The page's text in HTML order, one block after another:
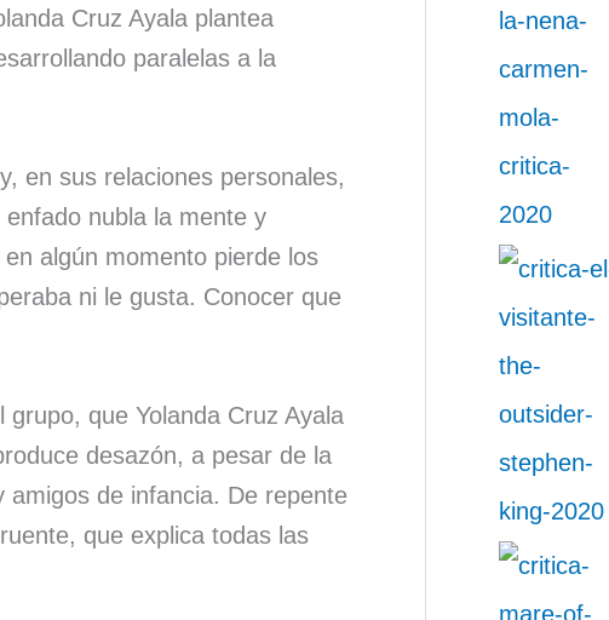
Cruz Ayala plantea
paralelas a la
en sus relaciones personales,
nubla la mente y
algún momento pierde los
ni le gusta. Conocer que
que Yolanda Cruz Ayala
desazón, a pesar de la
amigos de infancia. De repente
que explica todas las